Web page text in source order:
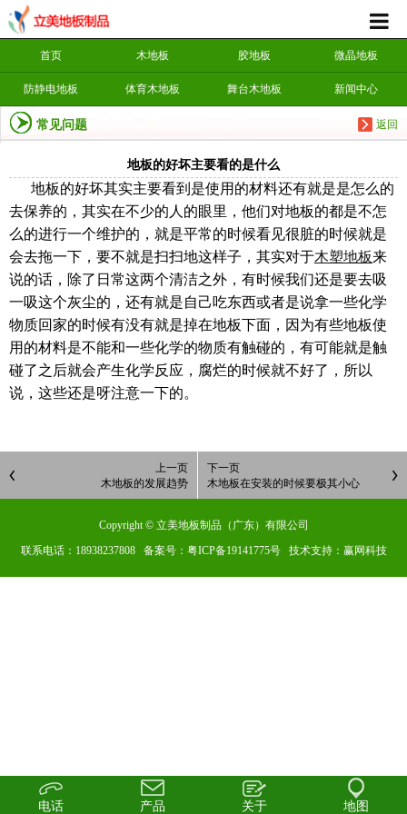
首页 木地板 胶地板 微晶地板
防静电地板 体育木地板 舞台木地板 新闻中心
返回
常见问题
地板的好坏主要看的是什么
地板的好坏其实主要看到是使用的材料还有就是是怎么的
去保养的，其实在不少的人的眼里，他们对地板的都是不怎
么的进行一个维护的，就是平常的时候看见很脏的时候就是
会去拖一下，要不就是扫扫地这样子，其实对于木塑地板来
说的话，除了日常这两个清洁之外，有时候我们还是要去吸
一吸这个灰尘的，还有就是自己吃东西或者是说拿一些化学
物质回家的时候有没有就是掉在地板下面，因为有些地板使
用的材料是不能和一些化学的物质有触碰的，有可能就是触
碰了之后就会产生化学反应，腐烂的时候就不好了，所以
说，这些还是呀注意一下的。
上一页
木地板的发展趋势
下一页
木地板在安装的时候要极其小心
Copyright © 立美地板制品（广东）有限公司
联系电话：18938237808 备案号： 粤ICP备19141775号 技术支持：赢网科技
电话 产品 关于 地图